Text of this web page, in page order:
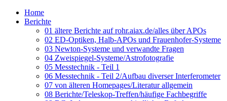
Home
Berichte
01 ältere Berichte auf rohr.aiax.de/alles über APOs
02 ED-Optiken, Halb-APOs und Frauenhofer-Systeme
03 Newton-Systeme und verwandte Fragen
04 Zweispiegel-Systeme/Astrofotografie
05 Messtechnik - Teil 1
06 Messtechnik - Teil 2/Aufbau diverser Interferometer
07 von älteren Homepages/Literatur allgemein
08 Berichte/Teleskop-Treffen/häufige Fachbegriffe